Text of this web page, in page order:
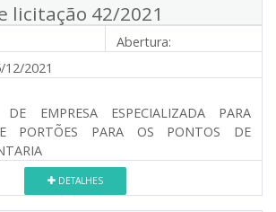
licitação 42/2021
Abertura:
12/2021
DE EMPRESA ESPECIALIZADA PARA
PORTÕES PARA OS PONTOS DE
DETALHES